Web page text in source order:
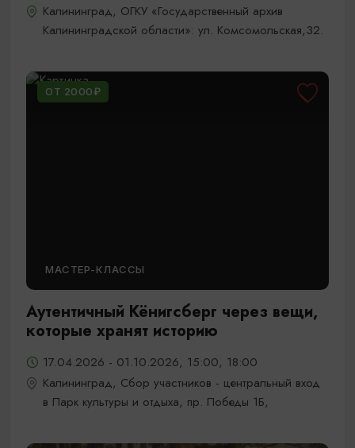
Калининград, ОГКУ «Государственный архив
Калининградской области»: ул. Комсомольская,32.
ОТ 2000₽
МАСТЕР-КЛАССЫ
Аутентичный Кёнигсберг через вещи,
которые хранят историю
17.04.2026 - 01.10.2026, 15:00, 18:00
Калининград, Сбор участников - центральный вход
в Парк культуры и отдыха, пр. Победы 1Б,